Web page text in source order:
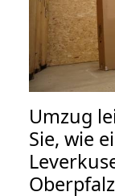
Umzug
Sie, wie